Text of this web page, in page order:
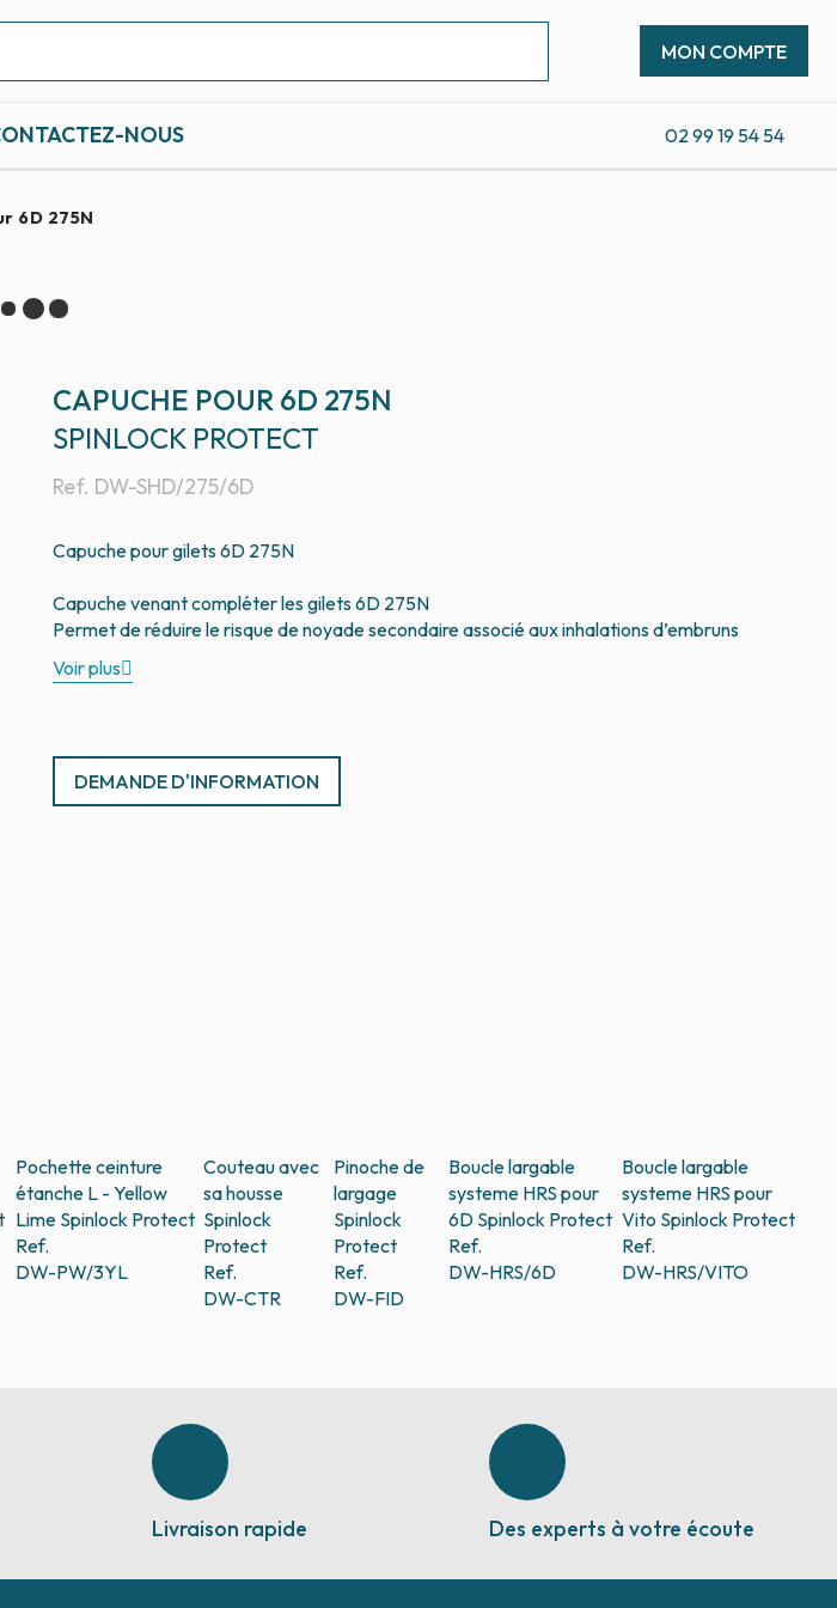
NOUS
MON COMPTE
02 99 19 54 54
6D 275N
CAPUCHE POUR 6D 275N
Ref. DW-SHD/275/6D
SPINLOCK PROTECT
Capuche pour gilets 6D 275N
Capuche venant compléter les gilets 6D 275N
Voir plus
DEMANDE D'INFORMATION
Pochette ceinture
étanche L - Yellow
Lime Spinlock Protect
Ref.
DW-PW/3YL
Couteau avec
sa housse
Spinlock
Protect
Ref.
DW-CTR
Pinoche de
largage
Spinlock
Protect
Ref.
DW-FID
Boucle largable
systeme HRS pour
6D Spinlock Protect
Ref.
DW-HRS/6D
Boucle largable
systeme HRS pour
Vito Spinlock Protect
Ref.
DW-HRS/VITO
Livraison rapide Des experts à votre écoute